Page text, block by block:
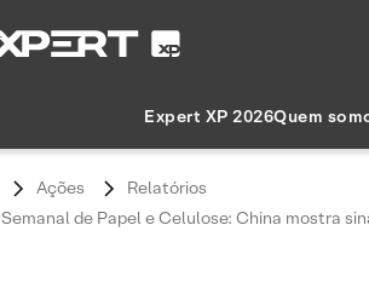
Expert XP 2026Quem
Ações
Relatórios
Semanal de Papel e Celulose: China mostra